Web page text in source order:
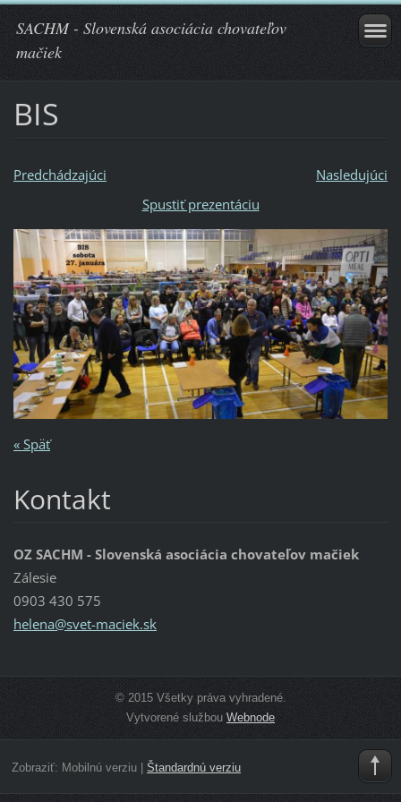
SACHM - Slovenská asociácia chovateľov
mačiek
BIS
Predchádzajúci
Nasledujúci
Spustiť prezentáciu
« Späť
Kontakt
OZ SACHM - Slovenská asociácia chovateľov mačiek
Zálesie
0903 430 575
helena@svet-maciek.sk
© 2015 Všetky práva vyhradené.
Vytvorené službou Webnode
Zobraziť: Mobilnú verziu| Štandardnú verziu